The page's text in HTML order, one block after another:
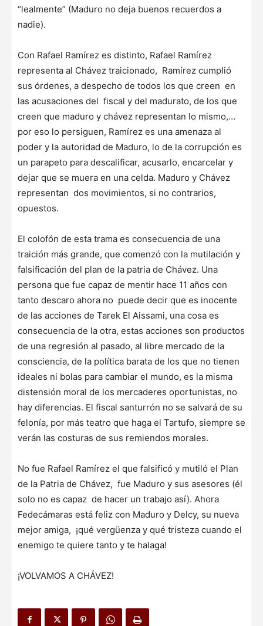
“lealmente” (Maduro no deja buenos recuerdos a
nadie).
Con Rafael Ramírez es distinto, Rafael Ramírez
representa al Chávez traicionado, Ramírez cumplió
sus órdenes, a despecho de todos los que creen en
las acusaciones del fiscal y del madurato, de los que
creen que maduro y chávez representan lo mismo,…
por eso lo persiguen, Ramírez es una amenaza al
poder y la autoridad de Maduro, lo de la corrupción es
un parapeto para descalificar, acusarlo, encarcelar y
dejar que se muera en una celda. Maduro y Chávez
representan dos movimientos, si no contrarios,
opuestos.
El colofón de esta trama es consecuencia de una
traición más grande, que comenzó con la mutilación y
falsificación del plan de la patria de Chávez. Una
persona que fue capaz de mentir hace 11 años con
tanto descaro ahora no puede decir que es inocente
de las acciones de Tarek El Aissami, una cosa es
consecuencia de la otra, estas acciones son productos
de una regresión al pasado, al libre mercado de la
consciencia, de la política barata de los que no tienen
ideales ni bolas para cambiar el mundo, es la misma
distensión moral de los mercaderes oportunistas, no
hay diferencias. El fiscal santurrón no se salvará de su
felonía, por más teatro que haga el Tartufo, siempre se
verán las costuras de sus remiendos morales.
No fue Rafael Ramírez el que falsificó y mutiló el Plan
de la Patria de Chávez, fue Maduro y sus asesores (él
solo no es capaz de hacer un trabajo así). Ahora
Fedecámaras está feliz con Maduro y Delcy, su nueva
mejor amiga, ¡qué vergüenza y qué tristeza cuando el
enemigo te quiere tanto y te halaga!
¡VOLVAMOS A CHÁVEZ!